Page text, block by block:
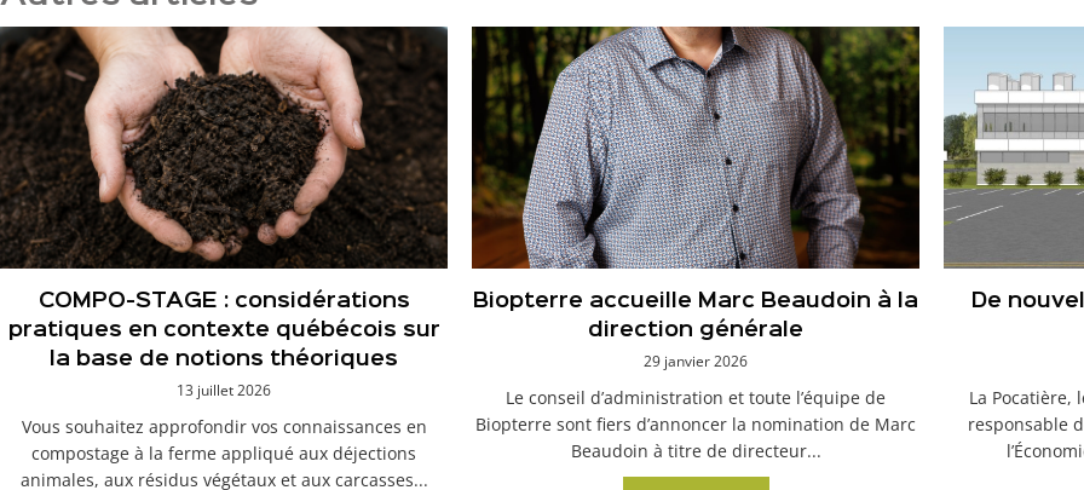
COMPO-STAGE : considérations
pratiques en contexte québécois sur
la base de notions théoriques
13 juillet 2026
Vous souhaitez approfondir vos connaissances en
compostage à la ferme appliqué aux déjections
animales, aux résidus végétaux et aux carcasses...
Biopterre accueille Marc Beaudoin à la
direction générale
29 janvier 2026
Le conseil d’administration et toute l’équipe de
Biopterre sont fiers d’annoncer la nomination de Marc
Beaudoin à titre de directeur...
De
La Pocatière,
responsable